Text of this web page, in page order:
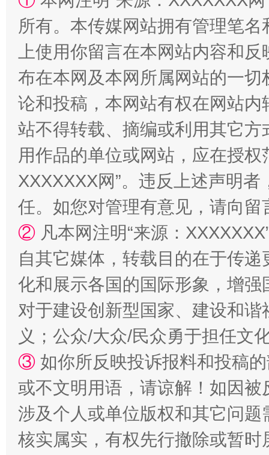
国家大学科技园优化重塑工作
扯下公款旅游的“隐身衣” 如何以
“蜀中异人”王建安的艺术幻境
所有。本传媒网站拥有管理笔
上使用你留言在本网站内容和
布在本网及本网所属网站的一
论和投稿，本网站有权在网站
站不得转载、摘编或利用其它
用作品的单位或网站，应在授
XXXXXXX网”。违反上述声明
任。如您对管理有意见，请向
② 凡本网注明“来源：
自其它媒体，转载目的在于传
化和展示各国的国际形象，增
对于建设创新型国家、建设和
义；公众/大众/民众勇于担任文
③ 如你所反映投诉报料和投稿
或不文明用语，请谅解！如因
涉及个人或单位版权和其它问题
核实属实，有权先行撤除或暂